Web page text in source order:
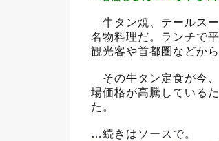
牛タン焼、テールス
名物料理だ。ランチで
観光客や首都圏などか
その牛タン定食が今
場価格が高騰している
た。
…続きはソースで。